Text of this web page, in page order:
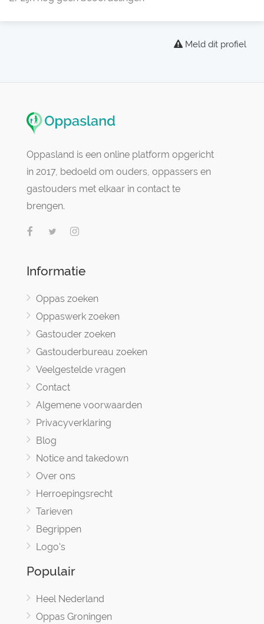
Meld dit profiel
Oppasland is een online platform opgericht
in 2017, bedoeld om ouders, oppassers en
gastouders met elkaar in contact te
brengen.
Informatie
Oppas zoeken
Oppaswerk zoeken
Gastouder zoeken
Gastouderbureau zoeken
Veelgestelde vragen
Contact
Algemene voorwaarden
Privacyverklaring
Blog
Notice and takedown
Over ons
Herroepingsrecht
Tarieven
Begrippen
Logo's
Populair
Heel Nederland
Oppas Groningen